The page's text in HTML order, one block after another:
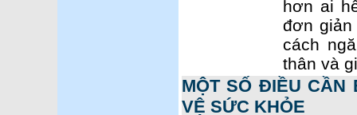
hơn ai
đơn
cách
thân và
MỘT SỐ ĐIỀU CẦN
VỆ SỨC KHỎE